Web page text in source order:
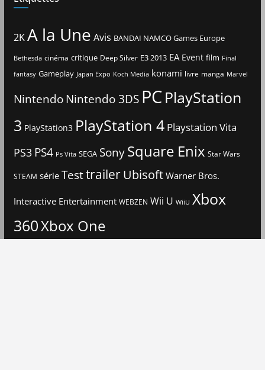
2KA la Une Avis BANDAI NAMCO Games Europe
Bethesda cinéma critique Deep Silver E3 2013 EA Event film Final
fantasy Gameplay Japan Expo Koch Media konami livre manga Marvel
Nintendo Nintendo 3DS PCPlayStation
3 PlayStation3 PlayStation 4 Playstation Vita
PS3 PS4 Ps Vita SEGA Sony Square Enix Star Wars
STEAM série TesttrailerUbisoftWarner Bros.
Interactive Entertainment WEBZEN Wii U WiiU Xbox
360Xbox One